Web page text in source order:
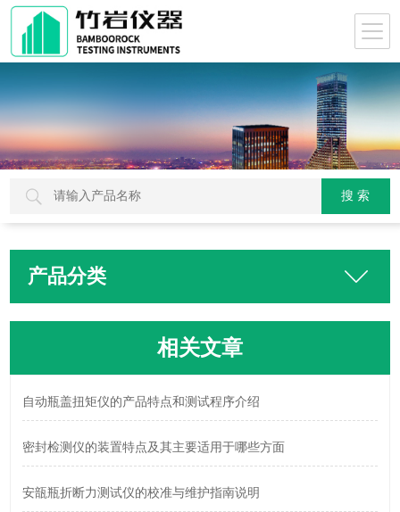
产品分类
相关文章
自动瓶盖扭矩仪的产品特点和测试程序介绍
密封检测仪的装置特点及其主要适用于哪些方面
安瓿瓶折断力测试仪的校准与维护指南说明